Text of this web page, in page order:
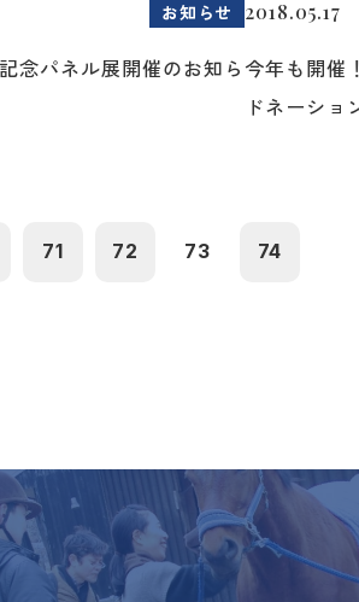
お知らせ
念パネル展開催のお知ら
2018.05.17
今年も開催
ドネーショ
71 72 73 74